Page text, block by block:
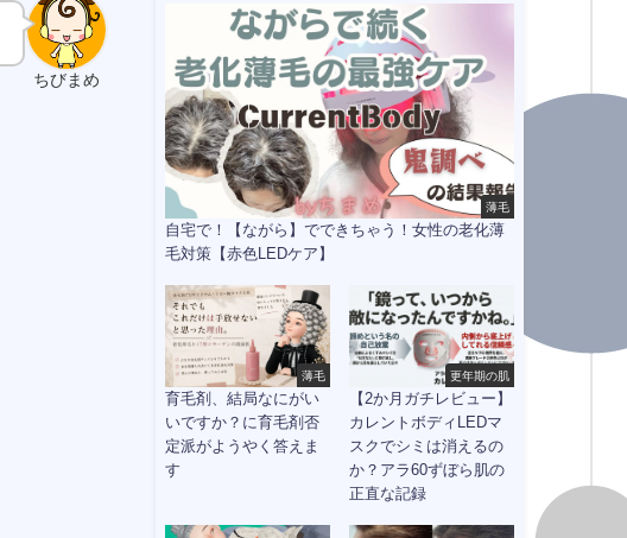
ちびまめ
薄毛
自宅で！【ながら】でできちゃう！女性の老化薄
毛対策【赤色LEDケア】
薄毛
育毛剤、結局なにがい
いですか？に育毛剤否
定派がようやく答えま
す
更年期の肌
【2か月ガチレビュー】
カレントボディLEDマ
スクでシミは消えるの
か？アラ60ずぼら肌の
正直な記録